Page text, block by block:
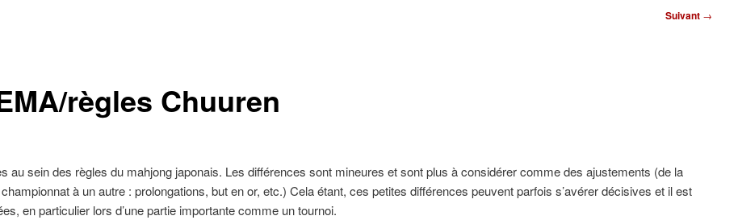
Suivant →
règles Chuuren
au sein des règles du mahjong japonais. Les différences sont mineures et sont plus à considérer comme des ajustements (de la
à un autre : prolongations, but en or, etc.) Cela étant, ces petites différences peuvent parfois s’avérer décisives et il est
en particulier lors d’une partie importante comme un tournoi.